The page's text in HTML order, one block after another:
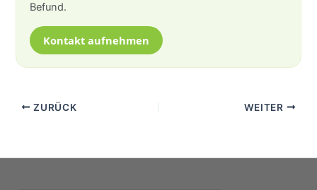
Befund.
Kontakt aufnehmen
ZURÜCK WEITER